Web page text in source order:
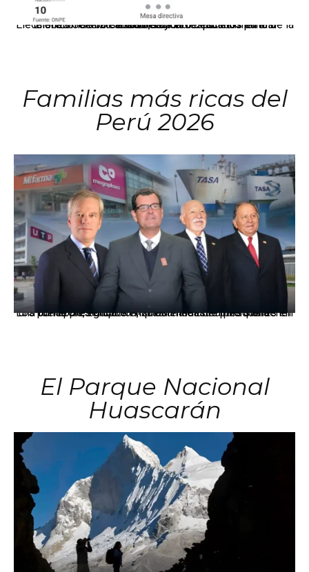
El JNE oficializó la distribución de escaños para la elección de 60 senadores y 130 diputados en las Elecciones Generales 2026, tras el restablecimiento de la Bicameralidad.
Familias más ricas del
Perú 2026
Los principales grupos empresariales del país mantienen una fuerte presencia en Áncash mediante inversiones en comercio, educación, salud e industria pesquera.
El Parque Nacional
Huascarán